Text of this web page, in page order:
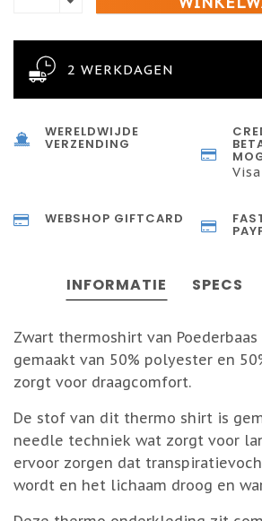
2 WERKDAGEN
WERELDWIJDE
VERZENDING
WEBSHOP GIFTCARD
INFORMATIE SPECS
Zwart thermoshirt van
gemaakt van 50% polyester en
zorgt voor draagcomfort.
De stof van dit thermo shirt is
needle techniek wat zorgt voor
ervoor zorgen dat
wordt en het lichaam droog en